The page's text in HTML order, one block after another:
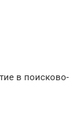
в поисково-